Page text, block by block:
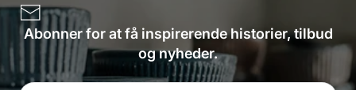
Abonner for at få inspirerende historier, tilbud
og nyheder.